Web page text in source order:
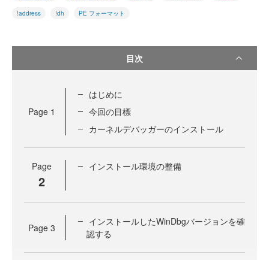
!address !dh PE フォーマット
目次
Page 1
はじめに
今回の目標
カーネルデバッガーのインストール
Page
2
インストール環境の整備
Page 3
インストールしたWinDbgバージョンを確
認する